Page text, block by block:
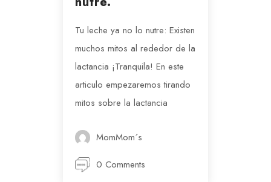
Tu leche ya no lo nutre: Existen
muchos mitos al rededor de la
lactancia ¡Tranquila! En este
articulo empezaremos tirando
mitos sobre la lactancia
MomMom´s
0 Comments